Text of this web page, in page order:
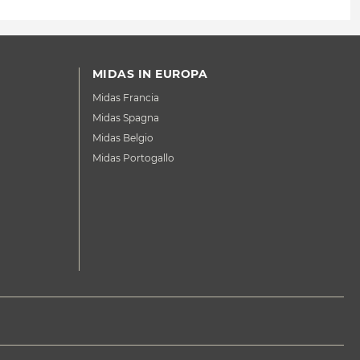
MIDAS IN EUROPA
Midas Francia
Midas Spagna
Midas Belgio
Midas Portogallo